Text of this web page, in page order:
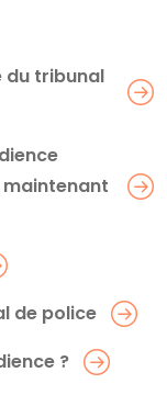
du tribunal
maintenant
de police
?